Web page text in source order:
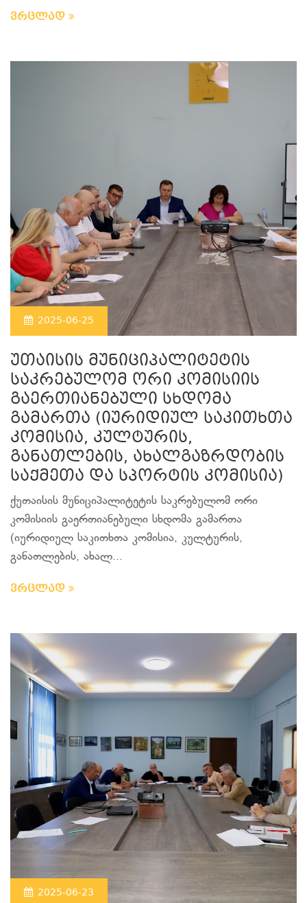
ვრცლად
2025-06-25
უთაისის მუნიციპალიტეტის
საკრებულომ ორი კომისიის
გაერთიანებული სხდომა
გამართა (იურიდიულ საკითხთა
კომისია, კულტურის,
განათლების, ახალგაზრდობის
საქმეთა და სპორტის კომისია)
ქუთაისის მუნიციპალიტეტის საკრებულომ ორი
კომისიის გაერთიანებული სხდომა გამართა
(იურიდიულ საკითხთა კომისია, კულტურის,
განათლების, ახალ...
ვრცლად
2025-06-23